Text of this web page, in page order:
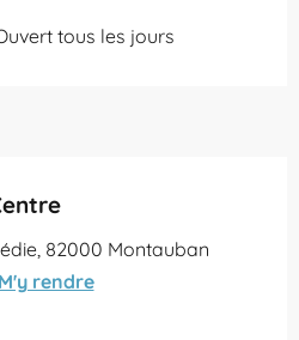
tous les jours
82000 Montauban
M'y rendre